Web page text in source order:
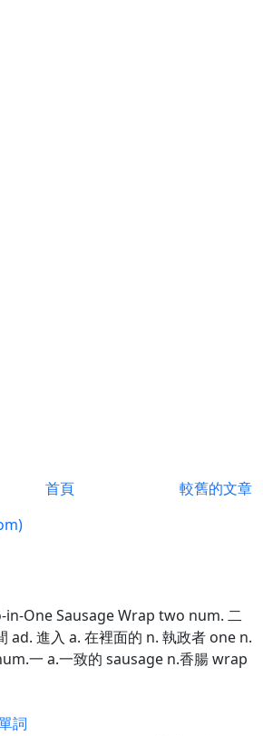
較舊的文章
首頁
in-One Sausage Wrap two num. 二
ad. 進入 a. 在裡面的 n. 執政者 one n.
一 a.一致的 sausage n.香腸 wrap
詞